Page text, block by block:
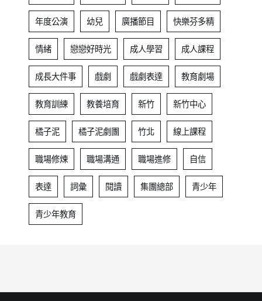
年度公演 幼兒 廣播節目 快樂芬多精
情緒 戀戀好時光 成人學習 成人課程
成長大件事 戲劇 戲劇表達 教育劇場
教育訓練 教養培育 新竹 新竹中心
橘子泥 橘子泥劇團 竹北 線上課程
職場修煉 職場溝通 職場進修 自信
表達 詞彙 閱讀 集團總部 青少年
青少年教育